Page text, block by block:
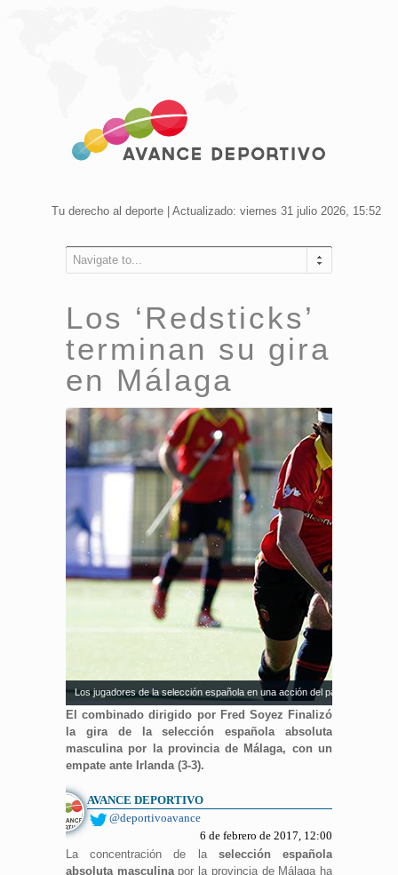
Tu derecho al deporte | Actualizado: viernes 31 julio 2026, 15:52
Navigate to...
Los ‘Redsticks’
terminan su gira
en Málaga
Los jugadores de la selección española en una acción del partido. Fuente:
El combinado dirigido por Fred Soyez Finalizó
la gira de la selección española absoluta
masculina por la provincia de Málaga, con un
empate ante Irlanda (3-3).
AVANCE DEPORTIVO
@deportivoavance
6 de febrero de 2017, 12:00
La concentración de la selección española
absoluta masculinapor la provincia de Málaga ha